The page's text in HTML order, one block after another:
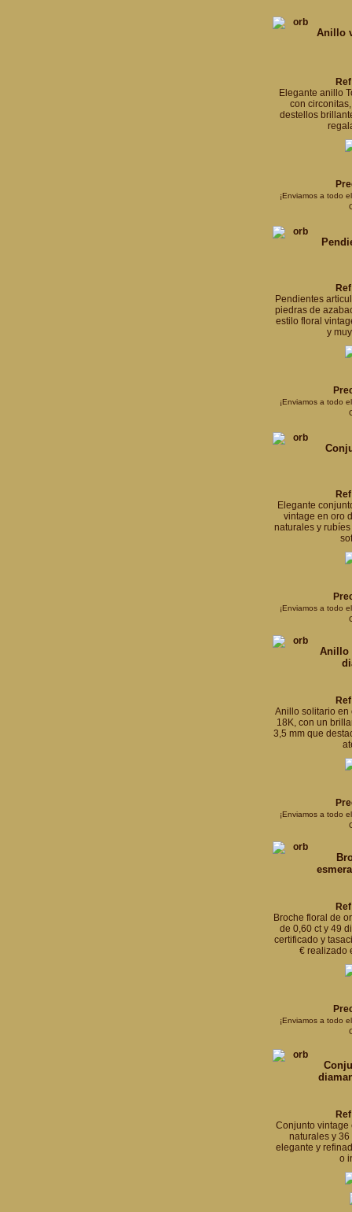
Anillo
Elegante anillo
con
destellos
¡Enviamos a todo
Pendientes
piedras de
estilo floral
y
¡Enviamos a todo
Elegante
vintage en oro
naturales y
¡Enviamos a todo
Anillo
Anillo solitario en
18K, con un
3,5 mm que
¡Enviamos a todo
Broche floral de
de 0,60 ct y 49
certificado y
€ realizado
¡Enviamos a todo
Conjunto vintage
naturales y
elegante y
o